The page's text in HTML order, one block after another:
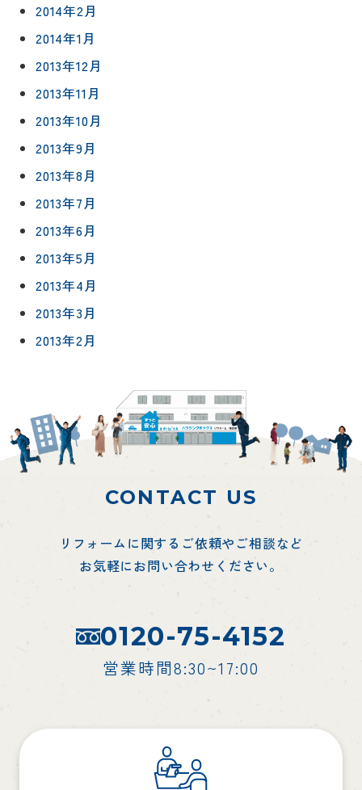
2014年2月
2014年1月
2013年12月
2013年11月
2013年10月
2013年9月
2013年8月
2013年7月
2013年6月
2013年5月
2013年4月
2013年3月
2013年2月
CONTACT US
リフォームに関するご依頼やご相談など
お気軽にお問い合わせください。
0120-75-4152
営業時間8:30~17:00